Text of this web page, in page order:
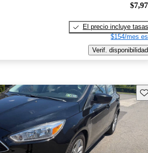
El precio incluye tasas
$154/mes
Verif. disponibilidad